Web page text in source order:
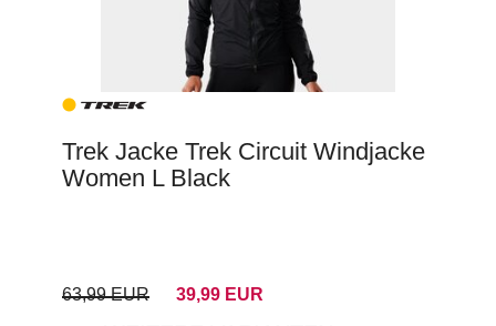
Trek Jacke Trek Circuit Windjacke
Women L Black
63,99 EUR 39,99 EUR